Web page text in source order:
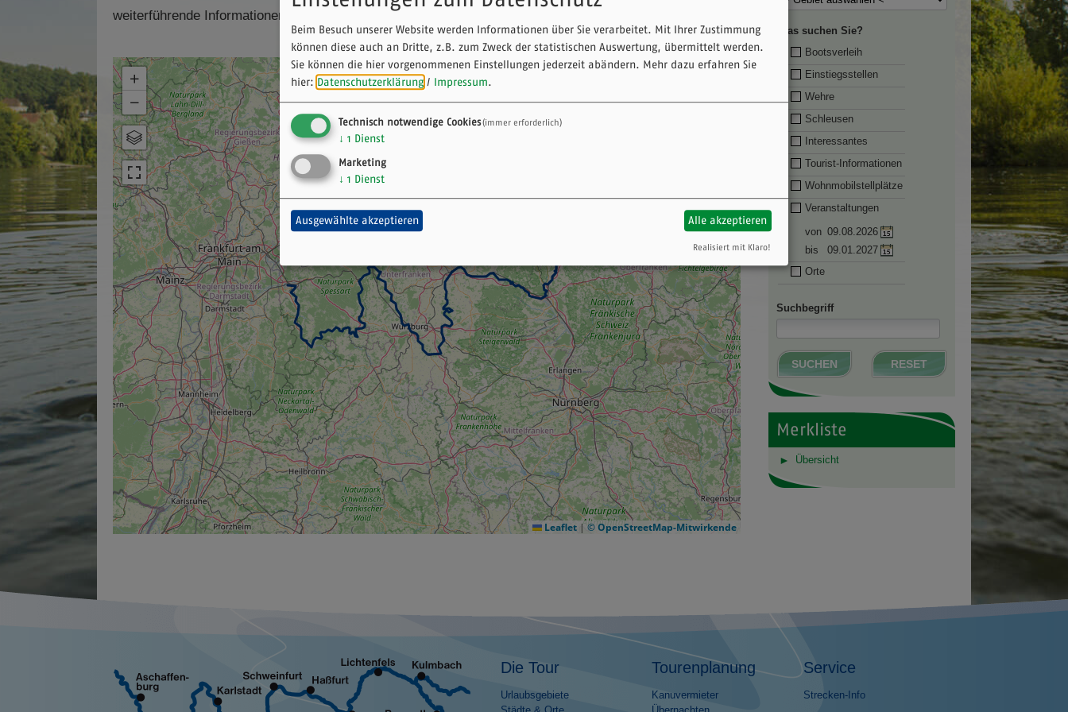
weiterführende Informationen zur Verfügung.
+
−
Karte
Luftbild
Leaflet | © OpenStreetMap-Mitwirkende
Was suchen Sie?
Bootsverleih
Einstiegsstellen
Wehre
Schleusen
Interessantes
Tourist-Informationen
Wohnmobilstellplätze
Veranstaltungen
von 09.08.2026
bis
09.01.2027
Orte
Suchbegriff
SUCHEN RESET
Merkliste
Übersicht
Die Tour
Urlaubsgebiete
Städte & Orte
Tourenplanung
Kanuvermieter
Übernachten
Service
Strecken-Info
Beim Besuch unserer Website werden Informationen über Sie verarbeitet. Mit Ihrer Zustimmung
können diese auch an Dritte, z.B. zum Zweck der statistischen Auswertung, übermittelt werden.
Sie können die hier vorgenommenen Einstellungen jederzeit abändern. Mehr dazu erfahren Sie
hier: Datenschutzerklärung / Impressum.
Technisch notwendige Cookies(immer erforderlich)
↓ 1 Dienst
Marketing
↓ 1 Dienst
Ausgewählte akzeptieren Alle akzeptieren
Realisiert mit Klaro!